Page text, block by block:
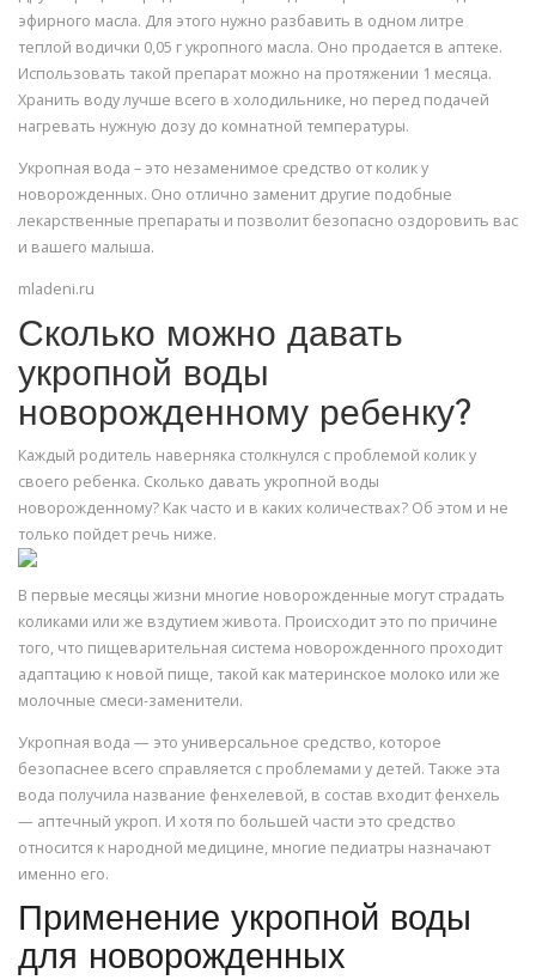
эфирного масла. Для этого нужно разбавить в одном литре
теплой водички 0,05 г укропного масла. Оно продается в аптеке.
Использовать такой препарат можно на протяжении 1 месяца.
Хранить воду лучше всего в холодильнике, но перед подачей
нагревать нужную дозу до комнатной температуры.
Укропная вода – это незаменимое средство от колик у
новорожденных. Оно отлично заменит другие подобные
лекарственные препараты и позволит безопасно оздоровить вас
и вашего малыша.
mladeni.ru
Сколько можно давать
укропной воды
новорожденному ребенку?
Каждый родитель наверняка столкнулся с проблемой колик у
своего ребенка. Сколько давать укропной воды
новорожденному? Как часто и в каких количествах? Об этом и не
только пойдет речь ниже.
В первые месяцы жизни многие новорожденные могут страдать
коликами или же вздутием живота. Происходит это по причине
того, что пищеварительная система новорожденного проходит
адаптацию к новой пище, такой как материнское молоко или же
молочные смеси-заменители.
Укропная вода — это универсальное средство, которое
безопаснее всего справляется с проблемами у детей. Также эта
вода получила название фенхелевой, в состав входит фенхель
— аптечный укроп. И хотя по большей части это средство
относится к народной медицине, многие педиатры назначают
именно его.
Применение укропной воды
для новорожденных